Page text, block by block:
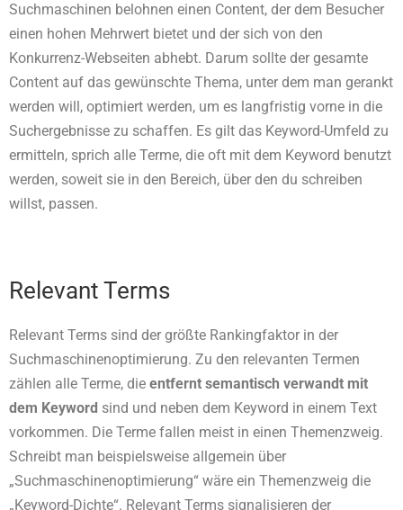
Suchmaschinen belohnen einen Content, der dem Besucher
einen hohen Mehrwert bietet und der sich von den
Konkurrenz-Webseiten abhebt. Darum sollte der gesamte
Content auf das gewünschte Thema, unter dem man gerankt
werden will, optimiert werden, um es langfristig vorne in die
Suchergebnisse zu schaffen. Es gilt das Keyword-Umfeld zu
ermitteln, sprich alle Terme, die oft mit dem Keyword benutzt
werden, soweit sie in den Bereich, über den du schreiben
willst, passen.
Relevant Terms
Relevant Terms sind der größte Rankingfaktor in der
Suchmaschinenoptimierung. Zu den relevanten Termen
zählen alle Terme, die entfernt semantisch verwandt mit
dem Keyword sind und neben dem Keyword in einem Text
vorkommen. Die Terme fallen meist in einen Themenzweig.
Schreibt man beispielsweise allgemein über
„Suchmaschinenoptimierung“ wäre ein Themenzweig die
„Keyword-Dichte“. Relevant Terms signalisieren der